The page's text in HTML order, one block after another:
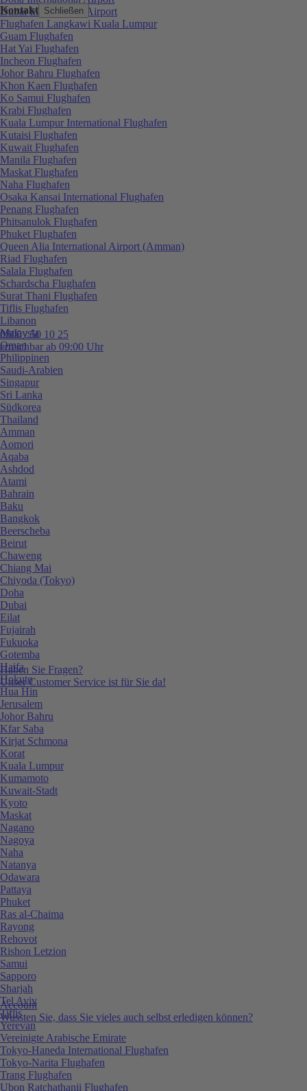
Kontakt Schließen
0800 / 50 10 25
erreichbar ab 09:00 Uhr
Haben Sie Fragen?
Unser Customer Service ist für Sie da!
Account
Wussten Sie, dass Sie vieles auch selbst erledigen können?
Dubai International Airport
Flughafen Langkawi Kuala Lumpur
Guam Flughafen
Hat Yai Flughafen
Incheon Flughafen
Johor Bahru Flughafen
Khon Kaen Flughafen
Ko Samui Flughafen
Krabi Flughafen
Kuala Lumpur International Flughafen
Kutaisi Flughafen
Kuwait Flughafen
Manila Flughafen
Maskat Flughafen
Naha Flughafen
Osaka Kansai International Flughafen
Penang Flughafen
Phitsanulok Flughafen
Phuket Flughafen
Queen Alia International Airport (Amman)
Riad Flughafen
Salala Flughafen
Schardscha Flughafen
Surat Thani Flughafen
Tiflis Flughafen
Libanon
Malaysia
Oman
Philippinen
Saudi-Arabien
Singapur
Sri Lanka
Südkorea
Thailand
Amman
Aomori
Aqaba
Ashdod
Atami
Bahrain
Baku
Bangkok
Beerscheba
Beirut
Chaweng
Chiang Mai
Chiyoda (Tokyo)
Doha
Dubai
Eilat
Fujairah
Fukuoka
Gotemba
Haifa
Hokuto
Hua Hin
Jerusalem
Johor Bahru
Kfar Saba
Kirjat Schmona
Korat
Kuala Lumpur
Kumamoto
Kuwait-Stadt
Kyoto
Maskat
Nagano
Nagoya
Naha
Natanya
Odawara
Pattaya
Phuket
Ras al-Chaima
Rayong
Rehovot
Rishon Letzion
Samui
Sapporo
Sharjah
Tel Aviv
Tiflis
Yerevan
Vereinigte Arabische Emirate
Tokyo-Haneda International Flughafen
Tokyo-Narita Flughafen
Trang Flughafen
Ubon Ratchathanii Flughafen